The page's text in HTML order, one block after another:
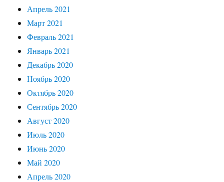
Апрель 2021
Март 2021
Февраль 2021
Январь 2021
Декабрь 2020
Ноябрь 2020
Октябрь 2020
Сентябрь 2020
Август 2020
Июль 2020
Июнь 2020
Май 2020
Апрель 2020